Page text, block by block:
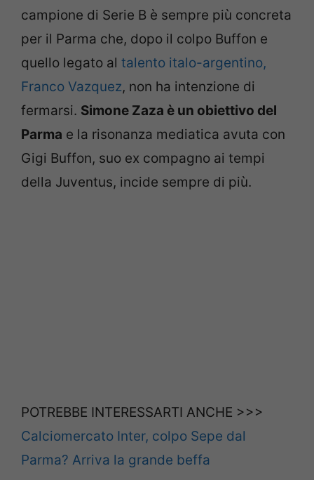
campione di Serie B è sempre più concreta
per il Parma che, dopo il colpo Buffon e
quello legato al talento italo-argentino,
Franco Vazquez, non ha intenzione di
fermarsi. Simone Zaza è un obiettivo del
Parma e la risonanza mediatica avuta con
Gigi Buffon, suo ex compagno ai tempi
della Juventus, incide sempre di più.
POTREBBE INTERESSARTI ANCHE >>>
Calciomercato Inter, colpo Sepe dal
Parma? Arriva la grande beffa